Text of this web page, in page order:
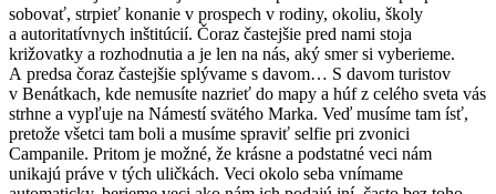
sobovať, strpieť konanie v prospech v rodiny, okoliu, školy
a autoritatívnych inštitúcií. Čoraz častejšie pred nami stoja
križovatky a rozhodnutia a je len na nás, aký smer si vyberieme.
A predsa čoraz častejšie splývame s davom… S davom turistov
v Benátkach, kde nemusíte nazrieť do mapy a húf z celého sveta vás
strhne a vypľuje na Námestí svätého Marka. Veď musíme tam ísť,
pretože všetci tam boli a musíme spraviť selfie pri zvonici
Campanile. Pritom je možné, že krásne a podstatné veci nám
unikajú práve v tých uličkách. Veci okolo seba vnímame